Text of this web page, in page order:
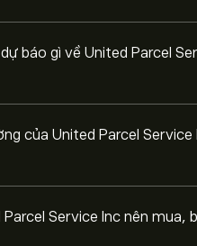
báo gì về United Parcel
của United Parcel Service
Service Inc nên mua,